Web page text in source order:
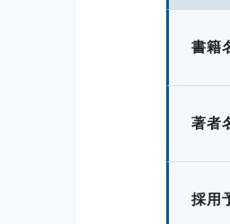
書籍
著者
採用